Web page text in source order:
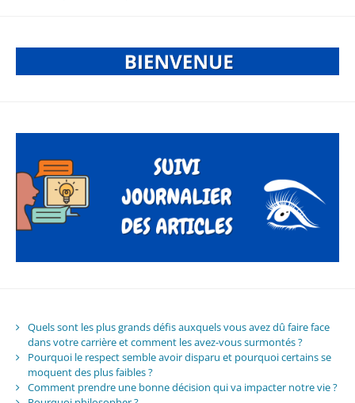
Quels sont les plus grands défis auxquels vous avez dû faire face
dans votre carrière et comment les avez-vous surmontés ?
Pourquoi le respect semble avoir disparu et pourquoi certains se
moquent des plus faibles ?
Comment prendre une bonne décision qui va impacter notre vie ?